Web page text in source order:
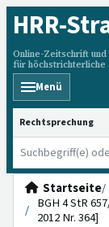
HRR-
Online-Zeitschrift
für höchstrichterliche
Menü
HRRS
Startseite
BGH 4 StR
2012 Nr. 364]